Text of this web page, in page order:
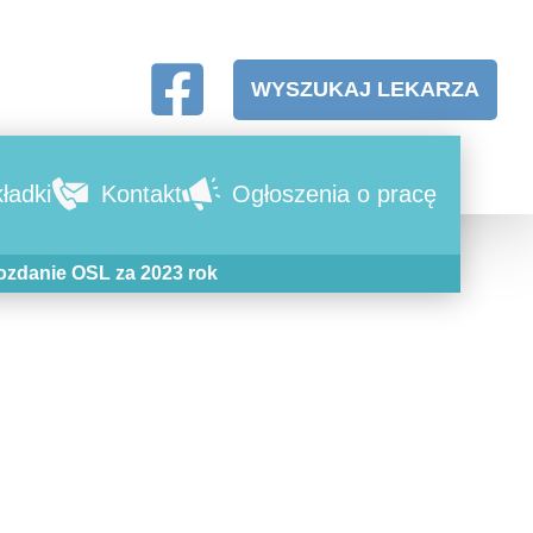
WYSZUKAJ LEKARZA
Kontakt Ogłoszenia o pracę
OSL za 2023 rok